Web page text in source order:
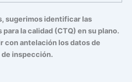
sugerimos identificar las
la calidad (CTQ) en su plano.
con antelación los datos de
inspección.